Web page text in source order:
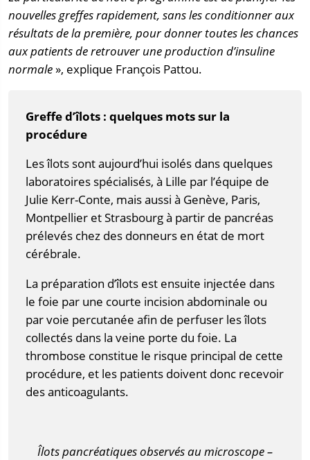
nouvelles greffes rapidement, sans les conditionner aux
résultats de la première, pour donner toutes les chances
aux patients de retrouver une production d’insuline
normale», explique François Pattou.
Greffe d’îlots : quelques mots sur la
procédure
Les îlots sont aujourd’hui isolés dans quelques
laboratoires spécialisés, à Lille par l’équipe de
Julie Kerr-Conte, mais aussi à Genève, Paris,
Montpellier et Strasbourg à partir de pancréas
prélevés chez des donneurs en état de mort
cérébrale.
La préparation d’îlots est ensuite injectée dans
le foie par une courte incision abdominale ou
par voie percutanée afin de perfuser les îlots
collectés dans la veine porte du foie. La
thrombose constitue le risque principal de cette
procédure, et les patients doivent donc recevoir
des anticoagulants.
Îlots pancréatiques observés au microscope –